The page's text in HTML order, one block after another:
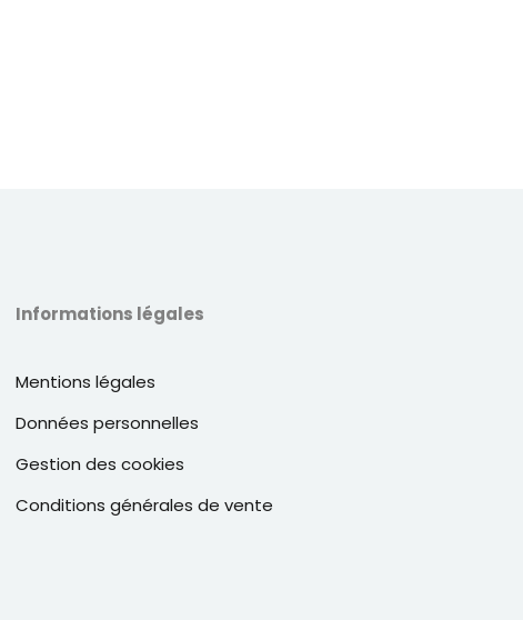
Informations légales
Mentions légales
Données personnelles
Gestion des cookies
Conditions générales de vente